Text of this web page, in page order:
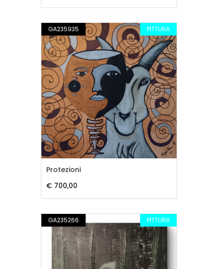
GA235935 PITTURA
Protezioni
€ 700,00
GA235266 PITTURA